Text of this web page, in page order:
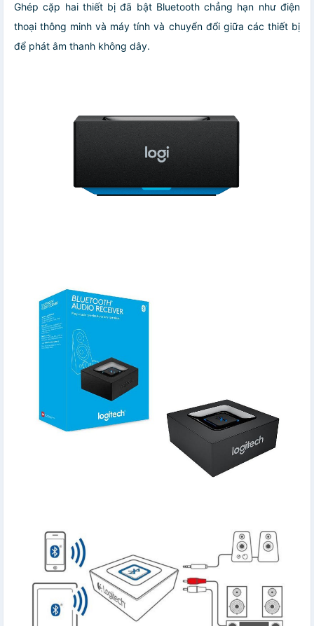
Ghép cặp hai thiết bị đã bật Bluetooth chẳng hạn như điện
thoại thông minh và máy tính và chuyển đổi giữa các thiết bị
để phát âm thanh không dây.